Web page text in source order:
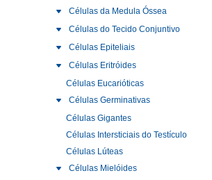
Células da Medula Óssea
Células do Tecido Conjuntivo
Células Epiteliais
Células Eritróides
Células Eucarióticas
Células Germinativas
Células Gigantes
Células Intersticiais do Testículo
Células Lúteas
Células Mielóides